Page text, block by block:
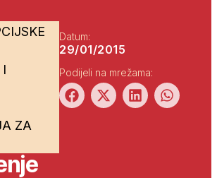
ZA
Datum:
29/01/2015
Podijeli na mrežama: